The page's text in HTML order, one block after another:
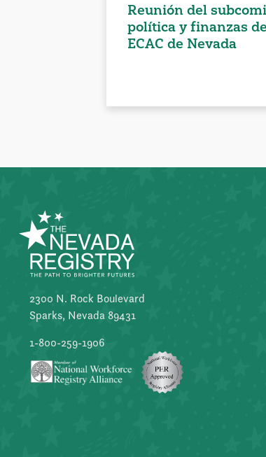
Reunión del
política y finanzas
ECAC de Nevada
2300 N. Rock Boulevard
Sparks, Nevada 89431
1-800-259-1906